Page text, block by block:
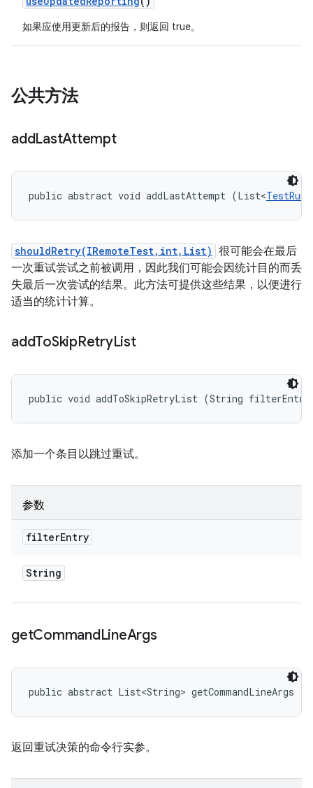
如果应使用更新后的报告，则返回 true。
公共方法
addLastAttempt
public abstract void addLastAttempt (List<
shouldRetry(IRemoteTest,int,List) 很可能会在最后
一次重试尝试之前被调用，因此我们可能会因统计目的而丢
失最后一次尝试的结果。此方法可提供这些结果，以便进行
适当的统计计算。
addToSkipRetryList
public void addToSkipRetryList (String
添加一个条目以跳过重试。
参数
filterEntry
String
getCommandLineArgs
public abstract List<String> getCommandLineArgs ()
返回重试决策的命令行实参。